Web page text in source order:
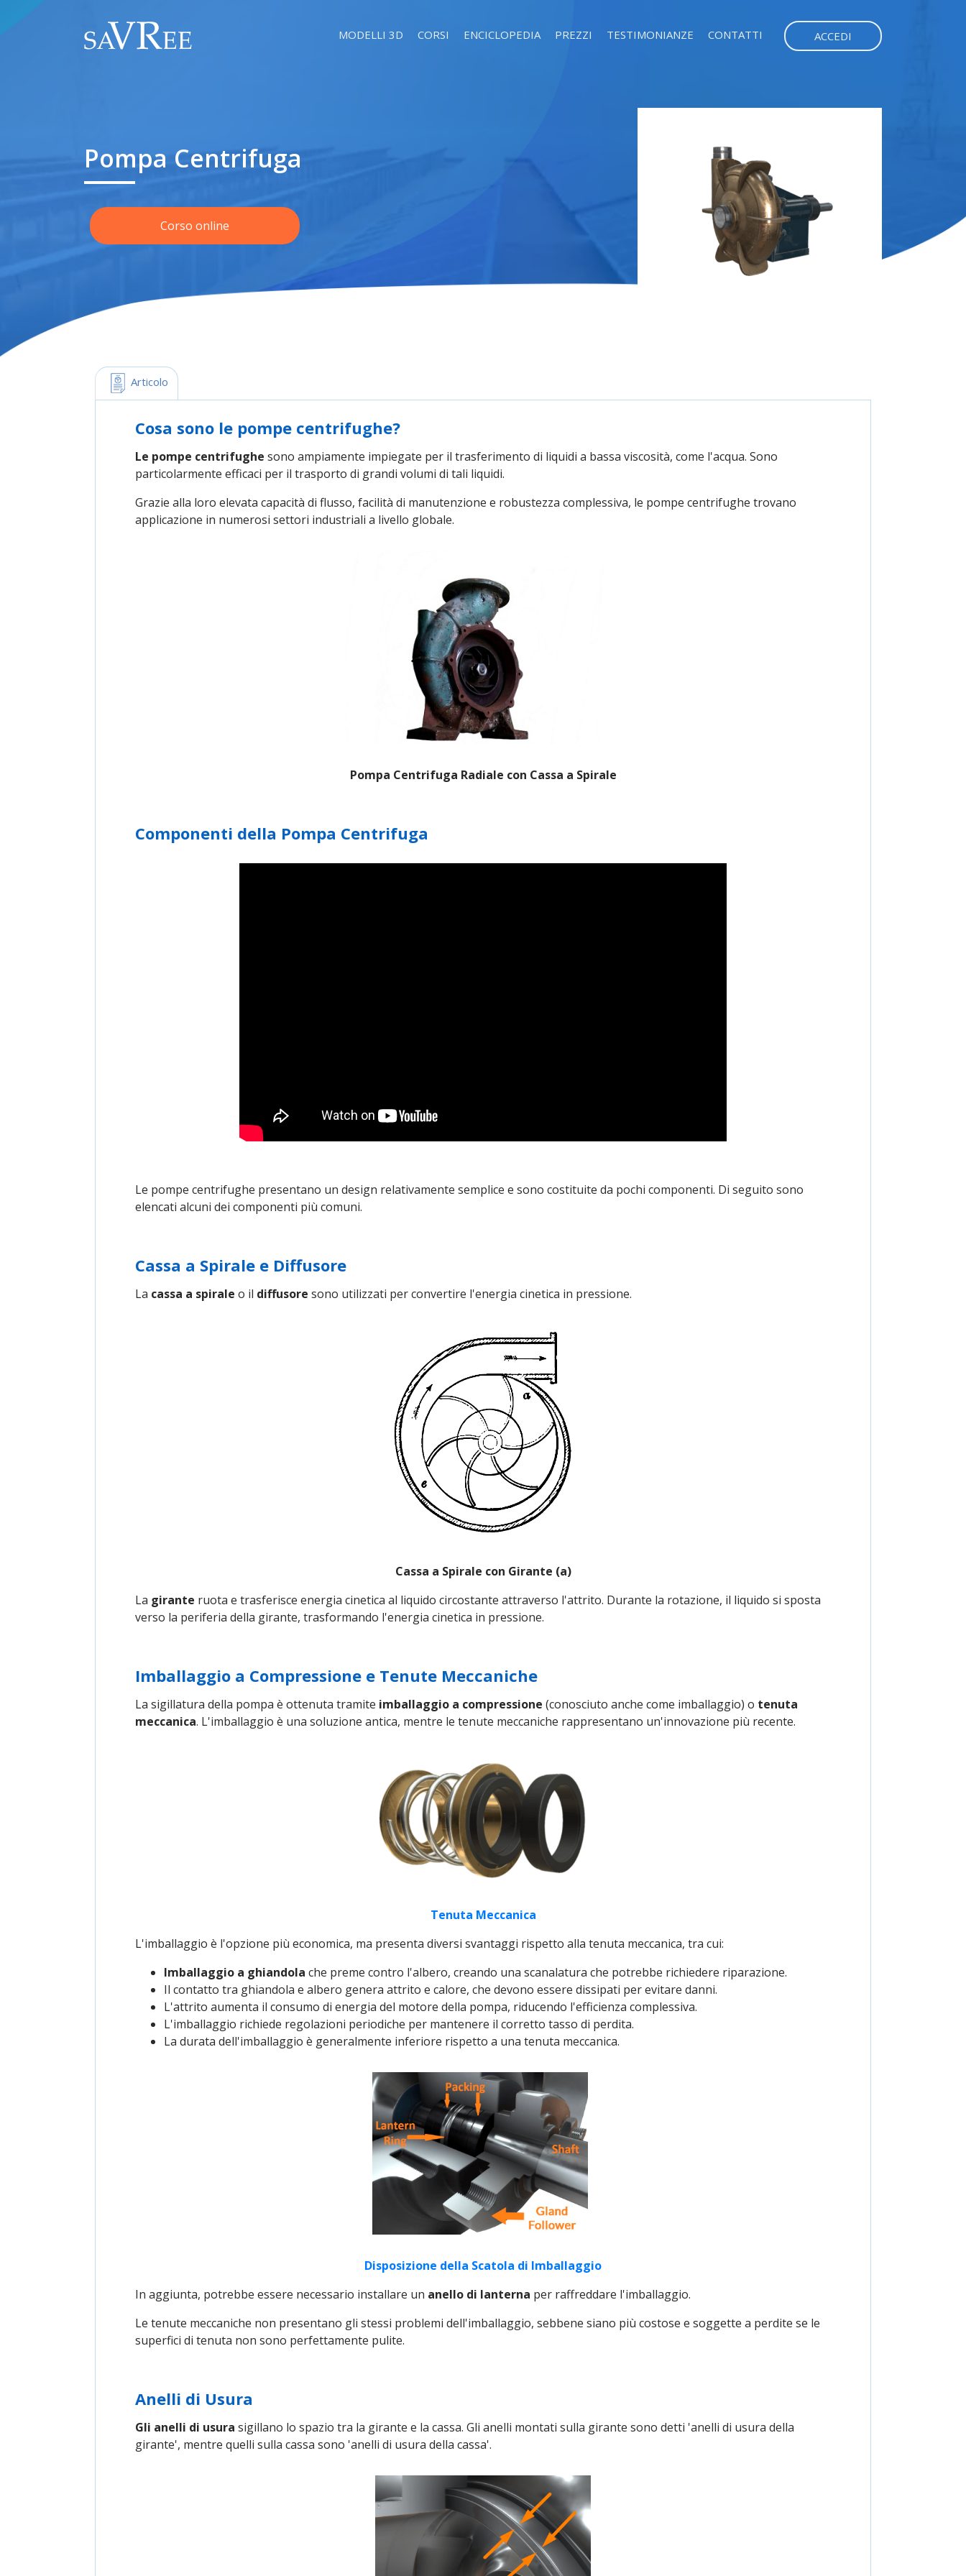
MODELLI 3D CORSI ENCICLOPEDIA PREZZI TESTIMONIANZE CONTATTI ACCEDI
Pompa Centrifuga
Corso online
Articolo
Cosa sono le pompe centrifughe?
Le pompe centrifughe sono ampiamente impiegate per il trasferimento di liquidi a bassa viscosità, come l'acqua. Sono
particolarmente efficaci per il trasporto di grandi volumi di tali liquidi.
Grazie alla loro elevata capacità di flusso, facilità di manutenzione e robustezza complessiva, le pompe centrifughe trovano
applicazione in numerosi settori industriali a livello globale.
Pompa Centrifuga Radiale con Cassa a Spirale
Componenti della Pompa Centrifuga
Le pompe centrifughe presentano un design relativamente semplice e sono costituite da pochi componenti. Di seguito sono
elencati alcuni dei componenti più comuni.
Cassa a Spirale e Diffusore
La cassa a spirale o il diffusore sono utilizzati per convertire l'energia cinetica in pressione.
Cassa a Spirale con Girante (a)
La girante ruota e trasferisce energia cinetica al liquido circostante attraverso l'attrito. Durante la rotazione, il liquido si sposta
verso la periferia della girante, trasformando l'energia cinetica in pressione.
Imballaggio a Compressione e Tenute Meccaniche
La sigillatura della pompa è ottenuta tramite imballaggio a compressione (conosciuto anche come imballaggio) o tenuta
meccanica. L'imballaggio è una soluzione antica, mentre le tenute meccaniche rappresentano un'innovazione più recente.
Tenuta Meccanica
L'imballaggio è l'opzione più economica, ma presenta diversi svantaggi rispetto alla tenuta meccanica, tra cui:
Imballaggio a ghiandola che preme contro l'albero, creando una scanalatura che potrebbe richiedere riparazione.
Il contatto tra ghiandola e albero genera attrito e calore, che devono essere dissipati per evitare danni.
L'attrito aumenta il consumo di energia del motore della pompa, riducendo l'efficienza complessiva.
L'imballaggio richiede regolazioni periodiche per mantenere il corretto tasso di perdita.
La durata dell'imballaggio è generalmente inferiore rispetto a una tenuta meccanica.
Disposizione della Scatola di Imballaggio
In aggiunta, potrebbe essere necessario installare un anello di lanterna per raffreddare l'imballaggio.
Le tenute meccaniche non presentano gli stessi problemi dell'imballaggio, sebbene siano più costose e soggette a perdite se le
superfici di tenuta non sono perfettamente pulite.
Anelli di Usura
Gli anelli di usura sigillano lo spazio tra la girante e la cassa. Gli anelli montati sulla girante sono detti 'anelli di usura della
girante', mentre quelli sulla cassa sono 'anelli di usura della cassa'.